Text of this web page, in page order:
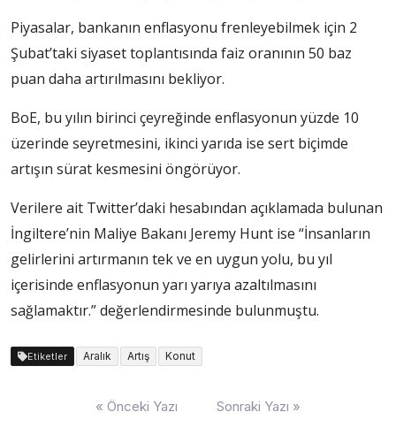
Piyasalar, bankanın enflasyonu frenleyebilmek için 2
Şubat’taki siyaset toplantısında faiz oranının 50 baz
puan daha artırılmasını bekliyor.
BoE, bu yılın birinci çeyreğinde enflasyonun yüzde 10
üzerinde seyretmesini, ikinci yarıda ise sert biçimde
artışın sürat kesmesini öngörüyor.
Verilere ait Twitter’daki hesabından açıklamada bulunan
İngiltere’nin Maliye Bakanı Jeremy Hunt ise “İnsanların
gelirlerini artırmanın tek ve en uygun yolu, bu yıl
içerisinde enflasyonun yarı yarıya azaltılmasını
sağlamaktır.” değerlendirmesinde bulunmuştu.
Etiketler Aralık Artış Konut
« Önceki Yazı Sonraki Yazı »